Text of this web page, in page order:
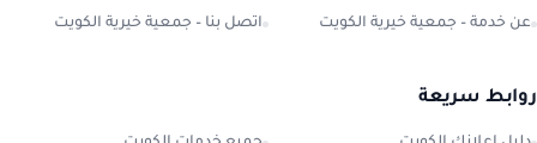
عن خدمة – جمعية خيرية الكويت اتصل بنا – جمعية خيرية الكويت
روابط سريعة